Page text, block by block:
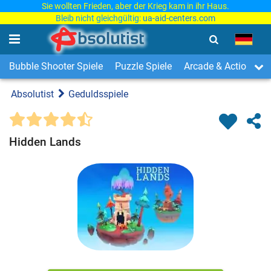
Sie wollten Frieden, aber der Krieg kam in ihr Haus.
Bleib nicht gleichgültig: ua-aid-centers.com
Bubble Shooter Spiele Puzzle Spiele Arcade & Action
Absolutist Geduldsspiele
Hidden Lands